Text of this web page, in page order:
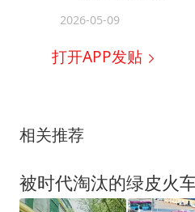
2026-05-09
打开APP发贴
相关推荐
被时代淘汰的绿皮火